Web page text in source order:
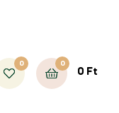
0 0
0 Ft